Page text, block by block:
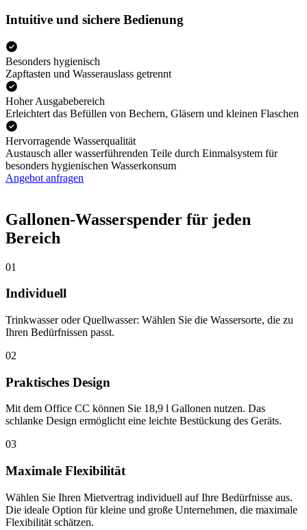
Intuitive und sichere Bedienung
Besonders hygienisch
Zapftasten und Wasserauslass getrennt
Hoher Ausgabebereich
Erleichtert das Befüllen von Bechern, Gläsern und kleinen Flaschen
Hervorragende Wasserqualität
Austausch aller wasserführenden Teile durch Einmalsystem für
besonders hygienischen Wasserkonsum
Angebot anfragen
Gallonen-Wasserspender für jeden
Bereich
01
Individuell
Trinkwasser oder Quellwasser: Wählen Sie die Wassersorte, die zu
Ihren Bedürfnissen passt.
02
Praktisches Design
Mit dem Office CC können Sie 18,9 l Gallonen nutzen. Das
schlanke Design ermöglicht eine leichte Bestückung des Geräts.
03
Maximale Flexibilität
Wählen Sie Ihren Mietvertrag individuell auf Ihre Bedürfnisse aus.
Die ideale Option für kleine und große Unternehmen, die maximale
Flexibilität schätzen.